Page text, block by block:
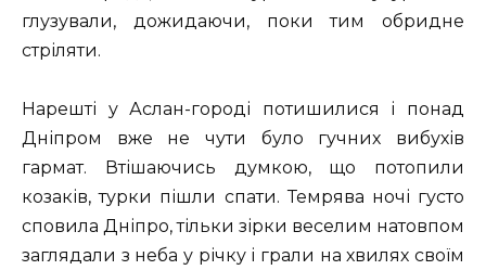
глузували, дожидаючи, поки тим обридне
стріляти.
Нарешті у Аслан-городі потишилися і понад
Дніпром вже не чути було гучних вибухів
гармат. Втішаючись думкою, що потопили
козаків, турки пішли спати. Темрява ночі густо
сповила Дніпро, тільки зірки веселим натовпом
заглядали з неба у річку і грали на хвилях своїм